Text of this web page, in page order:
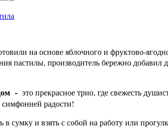
на основе яблочного и фруктово-
пастилы, производитель бережно
- это прекрасное трио, где свежесть
радости!
сумку и взять с собой на работу или